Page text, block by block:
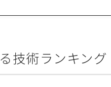
技術ランキング